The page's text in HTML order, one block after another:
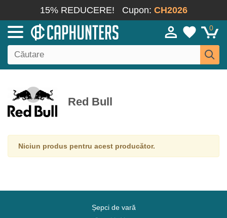
15% REDUCERE! Cupon: CH2026
0
Red Bull
Niciun produs pentru acest producător.
Șepci de vară